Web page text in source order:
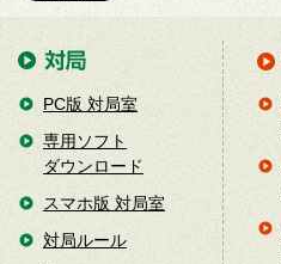
PC版 対局室
専用ソフト
ダウンロード
スマホ版 対局室
対局ルール